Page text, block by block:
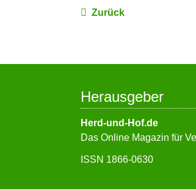
Zurück
Herausgeber
Herd-und-Hof.de
Das Online Magazin für
ISSN 1866-0630